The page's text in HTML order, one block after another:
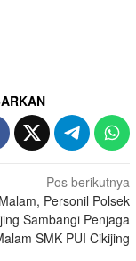
Pos berikutnya
Personil Polsek
Sambangi Penjaga
SMK PUI Cikijing